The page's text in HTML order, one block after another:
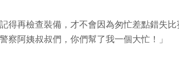
再檢查裝備，才不會因為匆忙差點錯失
阿姨叔叔們，你們幫了我一個大忙！」